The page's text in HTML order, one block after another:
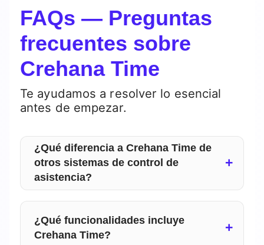
FAQs — Preguntas
frecuentes sobre
Crehana Time
Te ayudamos a resolver lo esencial
antes de empezar.
¿Qué diferencia a Crehana Time de
otros sistemas de control de
asistencia?
Crehana Time combina el control de
asistencia digital, biométrico y remoto
¿Qué funcionalidades incluye
Crehana Time?